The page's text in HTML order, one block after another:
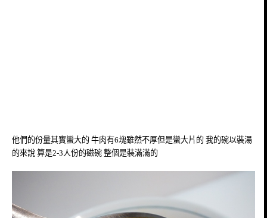
他們的份量其實蠻大的 牛肉有6塊雖然不厚但是蠻大片的 我的碗以裝湯
的來說 算是2-3人份的磁碗 整個是裝滿滿的